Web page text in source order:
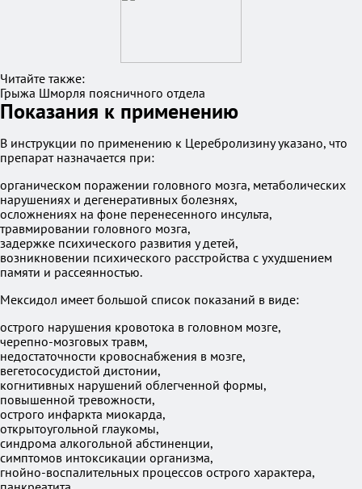
Читайте также:
Грыжа Шморля поясничного отдела
Показания к применению
В инструкции по применению к Церебролизину указано, что
препарат назначается при:
органическом поражении головного мозга, метаболических
нарушениях и дегенеративных болезнях,
осложнениях на фоне перенесенного инсульта,
травмировании головного мозга,
задержке психического развития у детей,
возникновении психического расстройства с ухудшением
памяти и рассеянностью.
Мексидол имеет большой список показаний в виде:
острого нарушения кровотока в головном мозге,
черепно-мозговых травм,
недостаточности кровоснабжения в мозге,
вегетососудистой дистонии,
когнитивных нарушений облегченной формы,
повышенной тревожности,
острого инфаркта миокарда,
открытоугольной глаукомы,
синдрома алкогольной абстиненции,
симптомов интоксикации организма,
гнойно-воспалительных процессов острого характера,